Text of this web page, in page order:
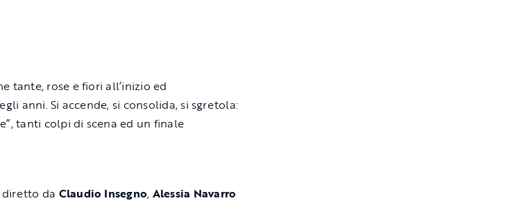
tante, rose e fiori all’inizio ed
anni. Si accende, si consolida, si sgretola:
tanti colpi di scena ed un finale
da Claudio Insegno, Alessia Navarro